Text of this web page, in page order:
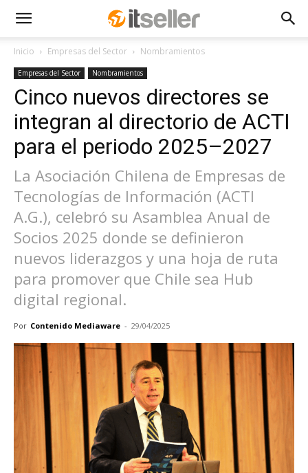
Inicio Empresas del Sector Nombramientos
Empresas del Sector Nombramientos
Cinco nuevos directores se
integran al directorio de ACTI
para el periodo 2025–2027
La Asociación Chilena de Empresas de
Tecnologías de Información (ACTI
A.G.), celebró su Asamblea Anual de
Socios 2025 donde se definieron
nuevos liderazgos y una hoja de ruta
para promover que Chile sea Hub
digital regional.
Por Contenido Mediaware - 29/04/2025